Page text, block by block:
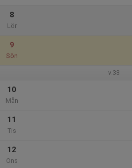
8
Lör
9
Sön
v.33
10
Mån
11
Tis
12
Ons